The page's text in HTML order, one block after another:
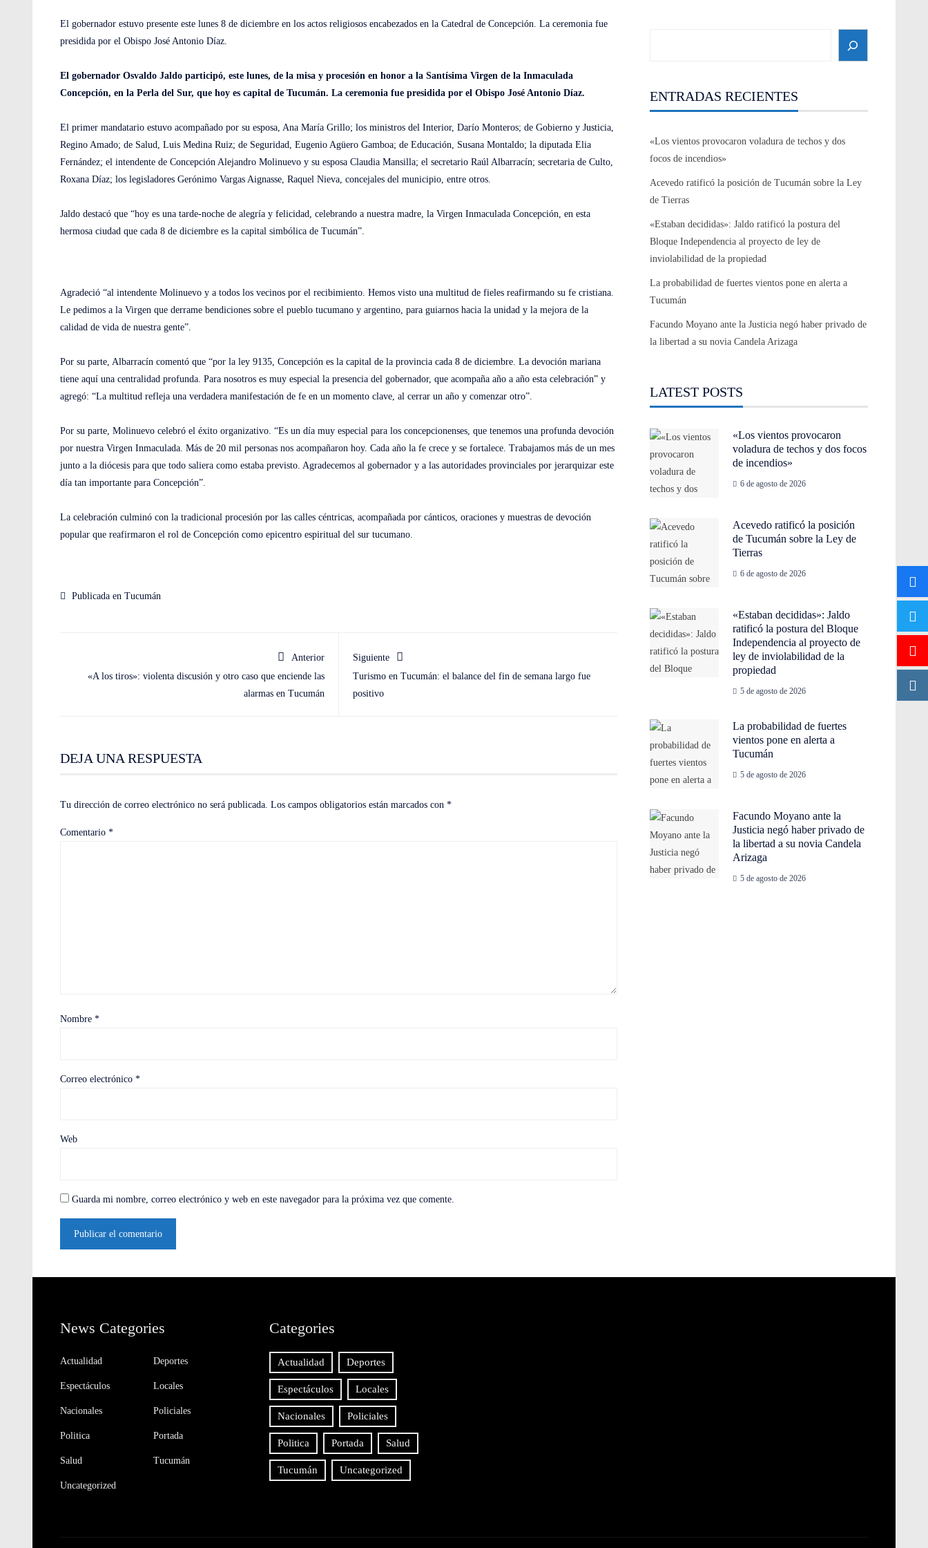
El gobernador estuvo presente este lunes 8 de diciembre en los actos religiosos encabezados en la Catedral de Concepción. La ceremonia fue
presidida por el Obispo José Antonio Díaz.
El gobernador Osvaldo Jaldo participó, este lunes, de la misa y procesión en honor a la Santísima Virgen de la Inmaculada
Concepción, en la Perla del Sur, que hoy es capital de Tucumán. La ceremonia fue presidida por el Obispo José Antonio Díaz.
El primer mandatario estuvo acompañado por su esposa, Ana María Grillo; los ministros del Interior, Darío Monteros; de Gobierno y Justicia,
Regino Amado; de Salud, Luis Medina Ruiz; de Seguridad, Eugenio Agüero Gamboa; de Educación, Susana Montaldo; la diputada Elia
Fernández; el intendente de Concepción Alejandro Molinuevo y su esposa Claudia Mansilla; el secretario Raúl Albarracín; secretaria de Culto,
Roxana Díaz; los legisladores Gerónimo Vargas Aignasse, Raquel Nieva, concejales del municipio, entre otros.
Jaldo destacó que “hoy es una tarde-noche de alegría y felicidad, celebrando a nuestra madre, la Virgen Inmaculada Concepción, en esta
hermosa ciudad que cada 8 de diciembre es la capital simbólica de Tucumán”.
Agradeció “al intendente Molinuevo y a todos los vecinos por el recibimiento. Hemos visto una multitud de fieles reafirmando su fe cristiana.
Le pedimos a la Virgen que derrame bendiciones sobre el pueblo tucumano y argentino, para guiarnos hacia la unidad y la mejora de la
calidad de vida de nuestra gente”.
Por su parte, Albarracín comentó que “por la ley 9135, Concepción es la capital de la provincia cada 8 de diciembre. La devoción mariana
tiene aquí una centralidad profunda. Para nosotros es muy especial la presencia del gobernador, que acompaña año a año esta celebración” y
agregó: “La multitud refleja una verdadera manifestación de fe en un momento clave, al cerrar un año y comenzar otro”.
Por su parte, Molinuevo celebró el éxito organizativo. “Es un día muy especial para los concepcionenses, que tenemos una profunda devoción
por nuestra Virgen Inmaculada. Más de 20 mil personas nos acompañaron hoy. Cada año la fe crece y se fortalece. Trabajamos más de un mes
junto a la diócesis para que todo saliera como estaba previsto. Agradecemos al gobernador y a las autoridades provinciales por jerarquizar este
día tan importante para Concepción”.
La celebración culminó con la tradicional procesión por las calles céntricas, acompañada por cánticos, oraciones y muestras de devoción
popular que reafirmaron el rol de Concepción como epicentro espiritual del sur tucumano.
Publicada en Tucumán
Anterior
«A los tiros»: violenta discusión y otro caso que enciende las
alarmas en Tucumán
Siguiente
Turismo en Tucumán: el balance del fin de semana largo fue
positivo
DEJA UNA RESPUESTA
Tu dirección de correo electrónico no será publicada. Los campos obligatorios están marcados con *
Comentario *
Nombre *
Correo electrónico *
Web
Guarda mi nombre, correo electrónico y web en este navegador para la próxima vez que comente.
ENTRADAS RECIENTES
«Los vientos provocaron voladura de techos y dos
focos de incendios»
Acevedo ratificó la posición de Tucumán sobre la Ley
de Tierras
«Estaban decididas»: Jaldo ratificó la postura del
Bloque Independencia al proyecto de ley de
inviolabilidad de la propiedad
La probabilidad de fuertes vientos pone en alerta a
Tucumán
Facundo Moyano ante la Justicia negó haber privado de
la libertad a su novia Candela Arizaga
LATEST POSTS
«Los vientos provocaron
voladura de techos y dos focos
de incendios»
6 de agosto de 2026
Acevedo ratificó la posición
de Tucumán sobre la Ley de
Tierras
6 de agosto de 2026
«Estaban decididas»: Jaldo
ratificó la postura del Bloque
Independencia al proyecto de
ley de inviolabilidad de la
propiedad
5 de agosto de 2026
La probabilidad de fuertes
vientos pone en alerta a
Tucumán
5 de agosto de 2026
Facundo Moyano ante la
Justicia negó haber privado de
la libertad a su novia Candela
Arizaga
5 de agosto de 2026
News Categories
Actualidad Deportes
Espectáculos Locales
Nacionales Policiales
Politica Portada
Salud Tucumán
Uncategorized
Categories
Actualidad Deportes
Espectáculos Locales
Nacionales Policiales
Politica Portada Salud
Tucumán Uncategorized